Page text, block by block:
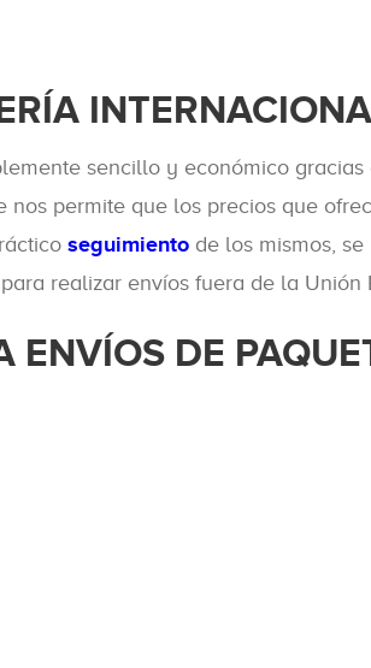
sencillo y económico
permite que los precios que
seguimiento de los mismos,
realizar envíos fuera de la
ENVÍOS DE